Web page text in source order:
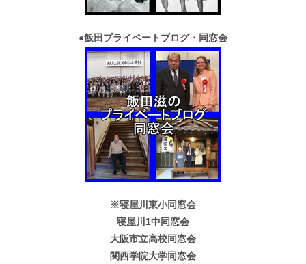
●飯田プライベートブログ・同窓会
※寝屋川東小同窓会
寝屋川1中同窓会
大阪市立高校同窓会
関西学院大学同窓会